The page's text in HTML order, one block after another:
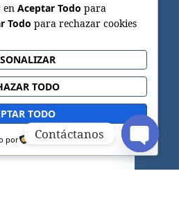
en Aceptar Todo para
Todo para rechazar cookies
TODO
TODO
por Contáctanos
OPEN